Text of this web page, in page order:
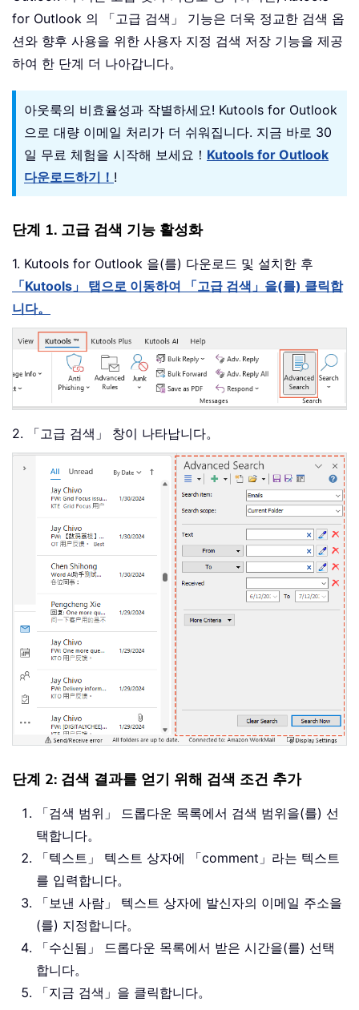
for Outlook 의 「고급 검색」 기능은 더욱 정교한 검색 옵
션와 향후 사용을 위한 사용자 지정 검색 저장 기능을 제공
하여 한 단계 더 나아갑니다。
아웃룩의 비효율성과 작별하세요! Kutools for Outlook
으로 대량 이메일 처리가 더 쉬워집니다. 지금 바로 30
일 무료 체험을 시작해 보세요！ Kutools for Outlook
다운로드하기！ !
단계 1. 고급 검색 기능 활성화
1. Kutools for Outlook 을(를) 다운로드 및 설치한 후
「Kutools」 탭으로 이동하여 「고급 검색」을(를) 클릭합
니다。
2. 「고급 검색」 창이 나타납니다。
단계 2: 검색 결과를 얻기 위해 검색 조건 추가
「검색 범위」 드롭다운 목록에서 검색 범위을(를) 선
택합니다。
「텍스트」 텍스트 상자에 「comment」라는 텍스트
를 입력합니다。
「보낸 사람」 텍스트 상자에 발신자의 이메일 주소을
(를) 지정합니다。
「수신됨」 드롭다운 목록에서 받은 시간을(를) 선택
합니다。
「지금 검색」을 클릭합니다。